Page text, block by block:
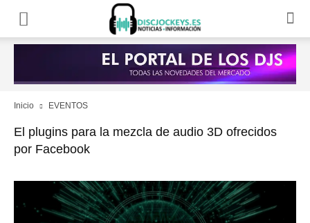
Inicio EVENTOS
El plugins para la mezcla de audio 3D ofrecidos
por Facebook